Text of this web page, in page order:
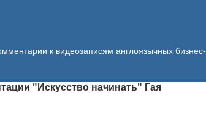
к видеозаписям англоязычных бизнес-
"Искусство начинать" Гая